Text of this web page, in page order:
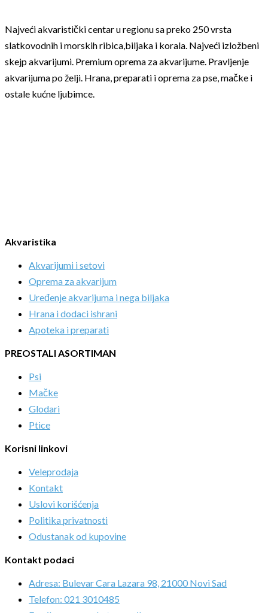
Najveći akvaristički centar u regionu sa preko 250 vrsta
slatkovodnih i morskih ribica,biljaka i korala. Najveći izložbeni
skejp akvarijumi. Premium oprema za akvarijume. Pravljenje
akvarijuma po želji. Hrana, preparati i oprema za pse, mačke i
ostale kućne ljubimce.
Akvaristika
Akvarijumi i setovi
Oprema za akvarijum
Uređenje akvarijuma i nega biljaka
Hrana i dodaci ishrani
Apoteka i preparati
PREOSTALI ASORTIMAN
Psi
Mačke
Glodari
Ptice
Korisni linkovi
Veleprodaja
Kontakt
Uslovi korišćenja
Politika privatnosti
Odustanak od kupovine
Kontakt podaci
Adresa: Bulevar Cara Lazara 98, 21000 Novi Sad
Telefon: 021 3010485